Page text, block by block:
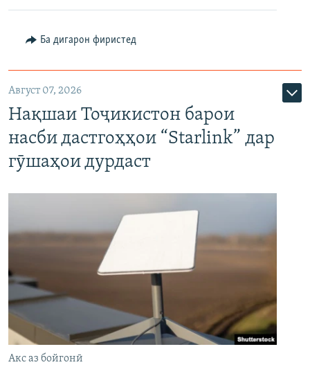
Ба дигарон фиристед
Август 07, 2026
Нақшаи Тоҷикистон барои
насби дастгоҳҳои “Starlink” дар
гӯшаҳои дурдаст
Акс аз бойгонӣ